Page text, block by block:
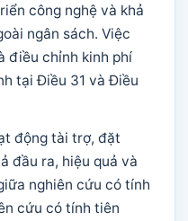
công nghệ và khả
ngân sách. Việc
điều chỉnh kinh phí
tại Điều 31 và Điều
động tài trợ, đặt
đầu ra, hiệu quả và
nghiên cứu có tính
cứu có tính tiên